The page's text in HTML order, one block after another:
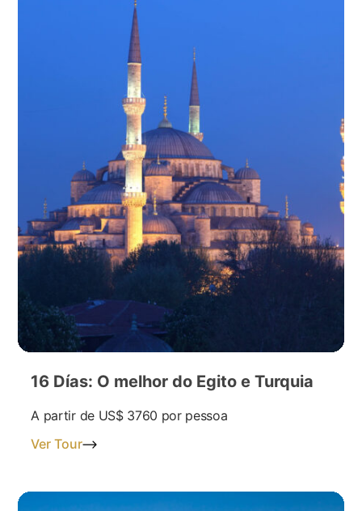
16 Días: O melhor do Egito e Turquia
A partir de US$ 3760 por pessoa
Ver Tour